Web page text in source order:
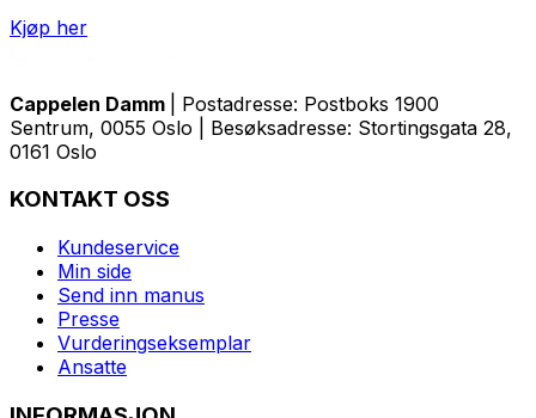
Kjøp her
Cappelen Damm
| Postadresse: Postboks 1900
Sentrum, 0055 Oslo | Besøksadresse: Stortingsgata 28,
0161 Oslo
KONTAKT OSS
Kundeservice
Min side
Send inn manus
Presse
Vurderingseksemplar
Ansatte